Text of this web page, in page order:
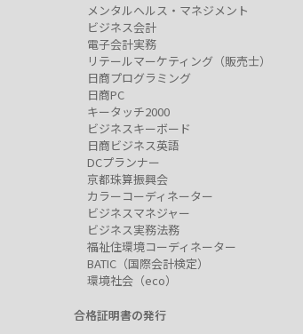
メンタルヘルス・マネジメント
ビジネス会計
電子会計実務
リテールマーケティング（販売士）
日商プログラミング
日商PC
キータッチ2000
ビジネスキーボード
日商ビジネス英語
DCプランナー
京都珠算振興会
カラーコーディネーター
ビジネスマネジャー
ビジネス実務法務
福祉住環境コーディネーター
BATIC（国際会計検定）
環境社会（eco）
合格証明書の発行